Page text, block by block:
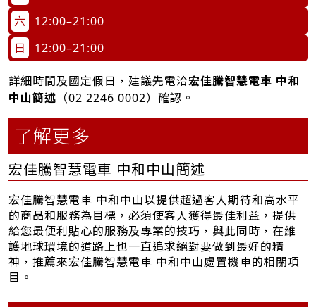
六
12:00–21:00
日
12:00–21:00
詳細時間及國定假日，建議先電洽宏佳騰智慧電車 中和
中山簡述 （02 2246 0002）確認。
了解更多
宏佳騰智慧電車 中和中山簡述
宏佳騰智慧電車 中和中山以提供超過客人期待和高水平
的商品和服務為目標，必須使客人獲得最佳利益，提供
給您最便利貼心的服務及專業的技巧，與此同時，在維
護地球環境的道路上也一直追求絕對要做到最好的精
神，推薦來宏佳騰智慧電車 中和中山處置機車的相關項
目。